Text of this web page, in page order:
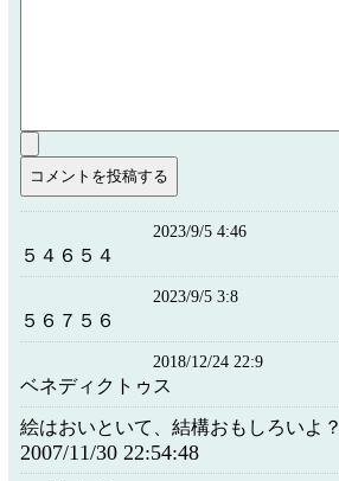
2023/9/5 4:46
５４６５４
2023/9/5 3:8
５６７５６
2018/12/24 22:9
ベネディクトゥス
絵はおいといて、結構おもしろいよ？
2007/11/30 22:54:48